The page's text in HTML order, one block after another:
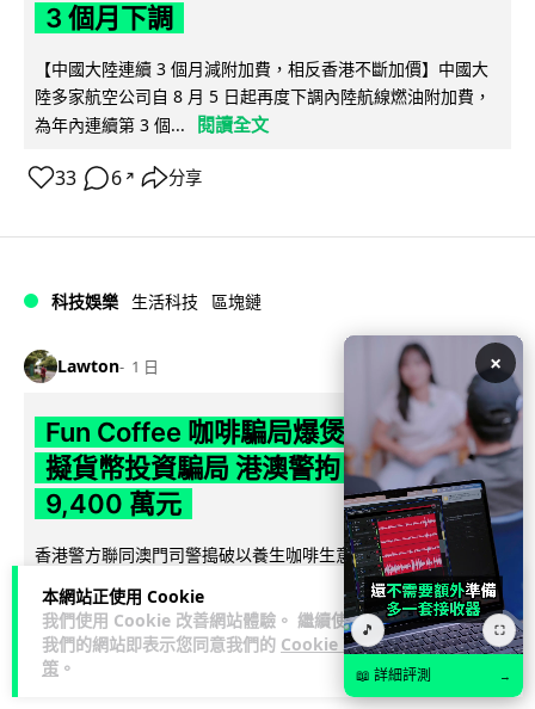
本網站正使用 Cookie
我們使用 Cookie 改善網站體驗。 繼續使用
我們的網站即表示您同意我們的 Cookie 政
策 。
3 個月下調
【中國大陸連續 3 個月減附加費，相反香港不斷加價】中國大
陸多家航空公司自 8 月 5 日起再度下調內陸航線燃油附加費，
為年內連續第 3 個...
閱讀全文
33 6 ↗ 分享
科技娛樂 生活科技 區塊鏈
Lawton 1 日
Fun Coffee 咖啡騙局爆煲 咖啡包裝虛
擬貨幣投資騙局 港澳警拘 8 人涉款
9,400 萬元
香港警方聯同澳門司警搗破以養生咖啡生意包裝的虛擬貨幣投
資騙局 Fun Coffee，兩地共拘捕 8 人，接獲逾 200 宗舉報，涉
款 9,4... 閱讀全文
119
×
🎵 ⛶
📖 詳細評測 →